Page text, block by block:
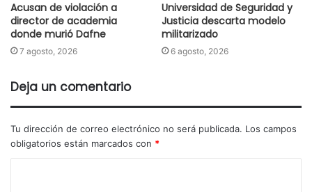
Acusan de violación a
director de academia
donde murió Dafne
7 agosto, 2026
Universidad de Seguridad y
Justicia descarta modelo
militarizado
6 agosto, 2026
Deja un comentario
Tu dirección de correo electrónico no será publicada. Los campos
obligatorios están marcados con *